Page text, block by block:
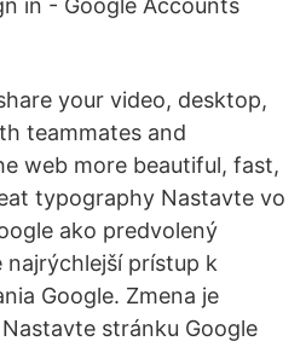
in - Google Accounts
your video, desktop,
teammates and
web more beautiful, fast,
typography Nastavte vo
ako predvolený
prístup k
Google. Zmena je
stránku Google